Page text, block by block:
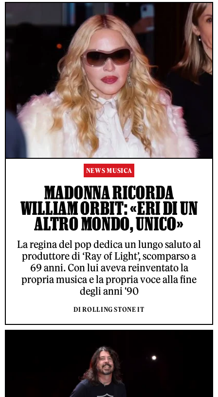
NEWS MUSICA
MADONNA RICORDA
WILLIAM ORBIT: «ERI DI UN
ALTRO MONDO, UNICO»
La regina del pop dedica un lungo saluto al
produttore di ‘Ray of Light’, scomparso a
69 anni. Con lui aveva reinventato la
propria musica e la propria voce alla fine
degli anni '90
DI ROLLING STONE IT